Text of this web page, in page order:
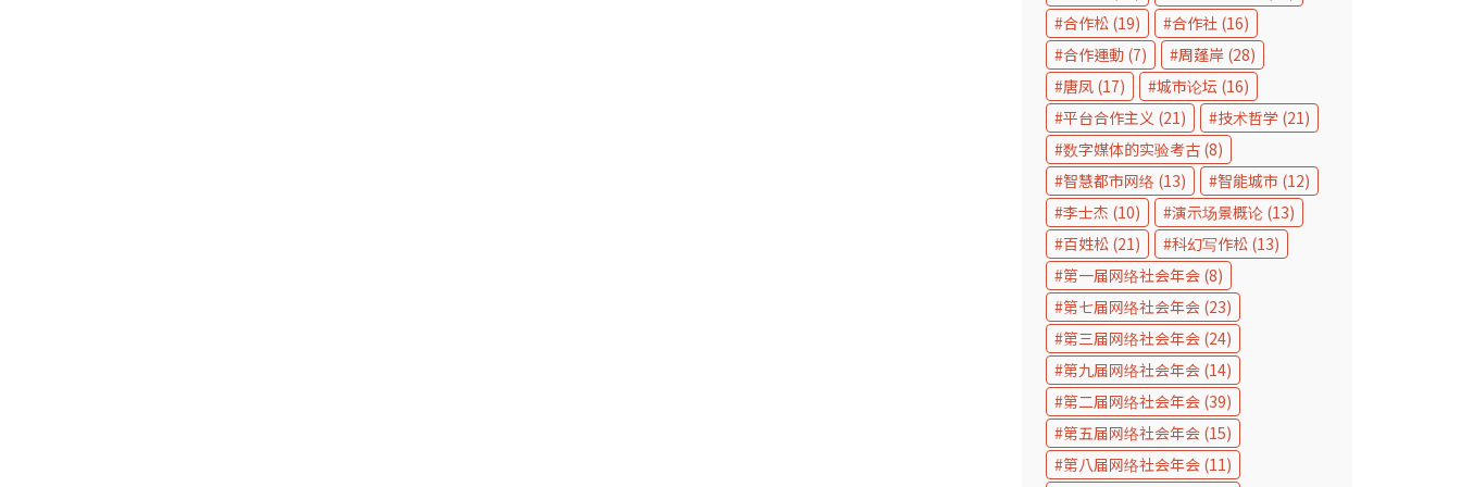
合作松 (19) 合作社 (16)
合作運動 (7) 周蓬岸 (28)
唐凤 (17) 城市论坛 (16)
平台合作主义 (21) 技术哲学 (21)
数字媒体的实验考古 (8)
智慧都市网络 (13) 智能城市 (12)
李士杰 (10) 演示场景概论 (13)
百姓松 (21) 科幻写作松 (13)
第一届网络社会年会 (8)
第七届网络社会年会 (23)
第三届网络社会年会 (24)
第九届网络社会年会 (14)
第二届网络社会年会 (39)
第五届网络社会年会 (15)
第八届网络社会年会 (11)